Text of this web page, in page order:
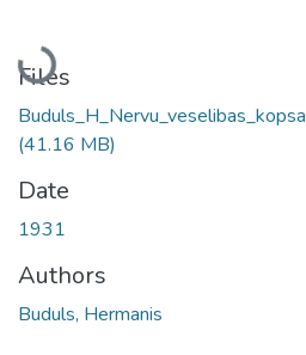
Loading...
Files
(41.16 MB)
Date
1931
Authors
Buduls, Hermanis